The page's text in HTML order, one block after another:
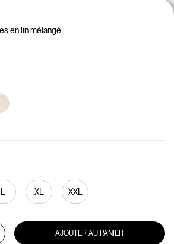
en lin mélangé
L XL XXL
AJOUTER AU PANIER